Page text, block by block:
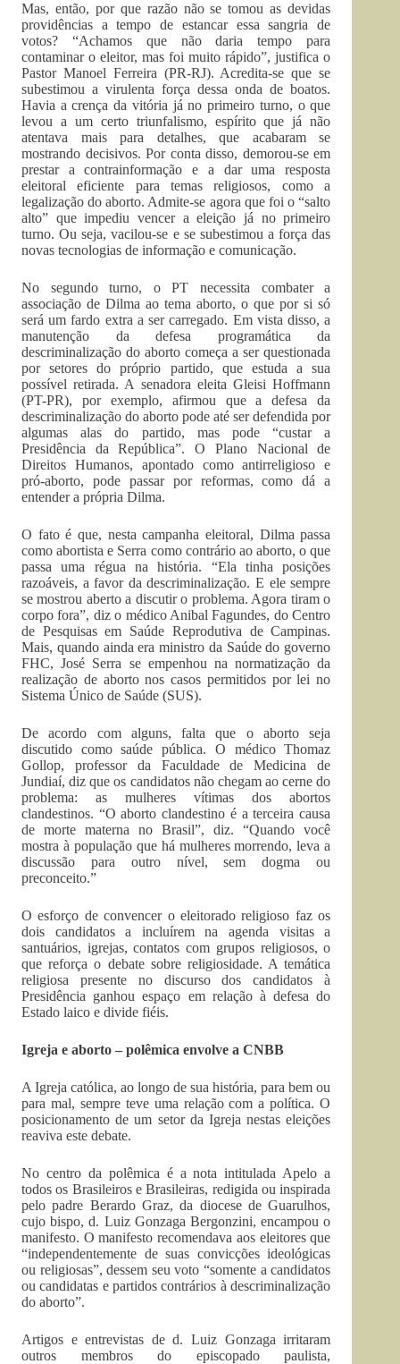
Mas, então, por que razão não se tomou as devidas
providências a tempo de estancar essa sangria de
votos? “Achamos que não daria tempo para
contaminar o eleitor, mas foi muito rápido”, justifica o
Pastor Manoel Ferreira (PR-RJ). Acredita-se que se
subestimou a virulenta força dessa onda de boatos.
Havia a crença da vitória já no primeiro turno, o que
levou a um certo triunfalismo, espírito que já não
atentava mais para detalhes, que acabaram se
mostrando decisivos. Por conta disso, demorou-se em
prestar a contrainformação e a dar uma resposta
eleitoral eficiente para temas religiosos, como a
legalização do aborto. Admite-se agora que foi o “salto
alto” que impediu vencer a eleição já no primeiro
turno. Ou seja, vacilou-se e se subestimou a força das
novas tecnologias de informação e comunicação.
No segundo turno, o PT necessita combater a
associação de Dilma ao tema aborto, o que por si só
será um fardo extra a ser carregado. Em vista disso, a
manutenção da defesa programática da
descriminalização do aborto começa a ser questionada
por setores do próprio partido, que estuda a sua
possível retirada. A senadora eleita Gleisi Hoffmann
(PT-PR), por exemplo, afirmou que a defesa da
descriminalização do aborto pode até ser defendida por
algumas alas do partido, mas pode “custar a
Presidência da República”. O Plano Nacional de
Direitos Humanos, apontado como antirreligioso e
pró-aborto, pode passar por reformas, como dá a
entender a própria Dilma.
O fato é que, nesta campanha eleitoral, Dilma passa
como abortista e Serra como contrário ao aborto, o que
passa uma régua na história. “Ela tinha posições
razoáveis, a favor da descriminalização. E ele sempre
se mostrou aberto a discutir o problema. Agora tiram o
corpo fora”, diz o médico Anibal Fagundes, do Centro
de Pesquisas em Saúde Reprodutiva de Campinas.
Mais, quando ainda era ministro da Saúde do governo
FHC, José Serra se empenhou na normatização da
realização de aborto nos casos permitidos por lei no
Sistema Único de Saúde (SUS).
De acordo com alguns, falta que o aborto seja
discutido como saúde pública. O médico Thomaz
Gollop, professor da Faculdade de Medicina de
Jundiaí, diz que os candidatos não chegam ao cerne do
problema: as mulheres vítimas dos abortos
clandestinos. “O aborto clandestino é a terceira causa
de morte materna no Brasil”, diz. “Quando você
mostra à população que há mulheres morrendo, leva a
discussão para outro nível, sem dogma ou
preconceito.”
O esforço de convencer o eleitorado religioso faz os
dois candidatos a incluírem na agenda visitas a
santuários, igrejas, contatos com grupos religiosos, o
que reforça o debate sobre religiosidade. A temática
religiosa presente no discurso dos candidatos à
Presidência ganhou espaço em relação à defesa do
Estado laico e divide fiéis.
Igreja e aborto – polêmica envolve a CNBB
A Igreja católica, ao longo de sua história, para bem ou
para mal, sempre teve uma relação com a política. O
posicionamento de um setor da Igreja nestas eleições
reaviva este debate.
No centro da polêmica é a nota intitulada Apelo a
todos os Brasileiros e Brasileiras, redigida ou inspirada
pelo padre Berardo Graz, da diocese de Guarulhos,
cujo bispo, d. Luiz Gonzaga Bergonzini, encampou o
manifesto. O manifesto recomendava aos eleitores que
“independentemente de suas convicções ideológicas
ou religiosas”, dessem seu voto “somente a candidatos
ou candidatas e partidos contrários à descriminalização
do aborto”.
Artigos e entrevistas de d. Luiz Gonzaga irritaram
outros membros do episcopado paulista,